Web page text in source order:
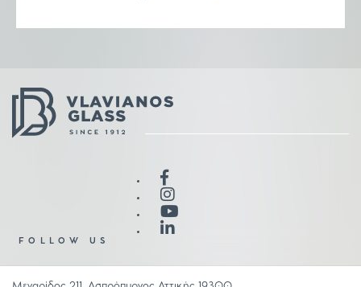
FOLLOW US